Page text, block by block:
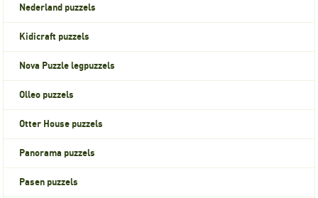
Nederland puzzels
Kidicraft puzzels
Nova Puzzle legpuzzels
Olleo puzzels
Otter House puzzels
Panorama puzzels
Pasen puzzels